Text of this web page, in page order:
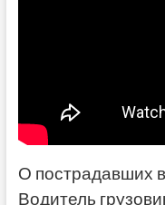
О пострадавших
Водитель